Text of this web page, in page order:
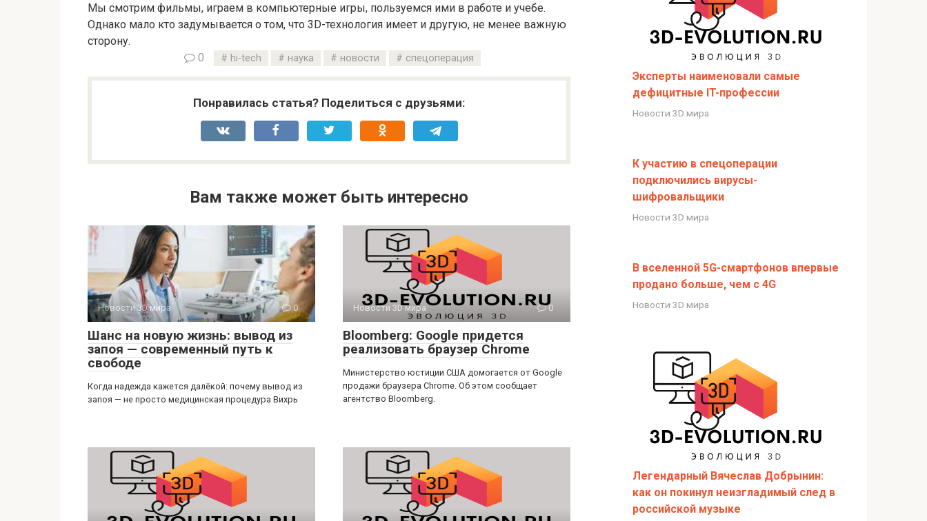
Мы смотрим фильмы, играем в компьютерные игры, пользуемся ими в работе и учебе.
Однако мало кто задумывается о том, что 3D-технология имеет и другую, не менее важную
сторону.
0
hi-tech наука новости спецоперация
Понравилась статья? Поделиться с друзьями:
Вам также может быть интересно
Новости 3D мира 0
Шанс на новую жизнь: вывод из
запоя — современный путь к
свободе
Когда надежда кажется далёкой: почему вывод из
запоя — не просто медицинская процедура Вихрь
Новости 3D мира 0
Bloomberg: Google придется
реализовать браузер Chrome
Министерство юстиции США домогается от Google
продажи браузера Chrome. Об этом сообщает
агентство Bloomberg.
Эксперты наименовали самые
дефицитные IT-профессии
Новости 3D мира
К участию в спецоперации
подключились вирусы-
шифровальщики
Новости 3D мира
В вселенной 5G-смартфонов впервые
продано больше, чем с 4G
Новости 3D мира
Легендарный Вячеслав Добрынин:
как он покинул неизгладимый след в
российской музыке